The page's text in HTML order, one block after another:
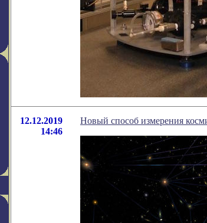
12.12.2019
14:46
Новый способ измерения